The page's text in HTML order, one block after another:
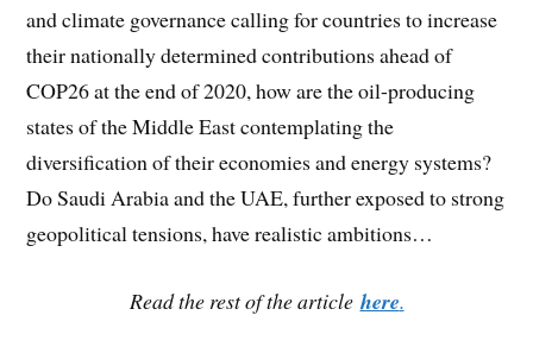
and climate governance calling for countries to increase
their nationally determined contributions ahead of
COP26 at the end of 2020, how are the oil-producing
states of the Middle East contemplating the
diversification of their economies and energy systems?
Do Saudi Arabia and the UAE, further exposed to strong
geopolitical tensions, have realistic ambitions…
Read the rest of the article here.